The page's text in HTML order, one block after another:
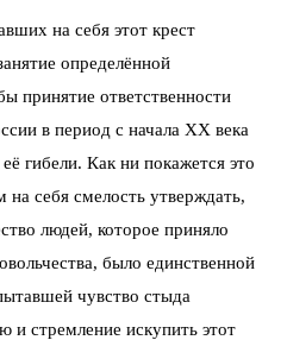
на себя этот крест
определённой
принятие ответственности
в период с начала XX века
гибели. Как ни покажется это
себя смелость утверждать,
людей, которое приняло
было единственной
чувство стыда
стремление искупить этот